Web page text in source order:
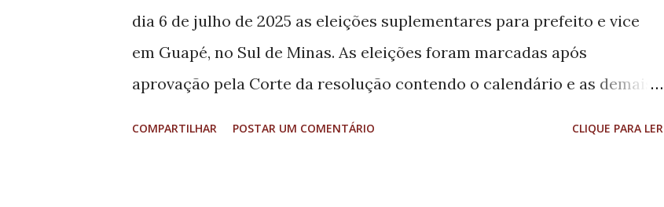
dia. Ao todo, serão 30 veículos disponíveis para o atendimento aos
dia 6 de julho de 2025 as eleições suplementares para prefeito e vice
em Guapé, no Sul de Minas. As eleições foram marcadas após
aprovação pela Corte da resolução contendo o calendário e as demais
COMPARTILHAR POSTAR UM COMENTÁRIO CLIQUE PARA LER